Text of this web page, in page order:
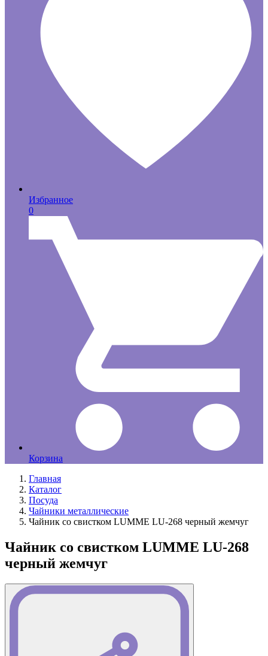
Избранное
0
Корзина
Главная
Каталог
Посуда
Чайники металлические
Чайник со свистком LUMME LU-268 черный жемчуг
Чайник со свистком LUMME LU-268
черный жемчуг